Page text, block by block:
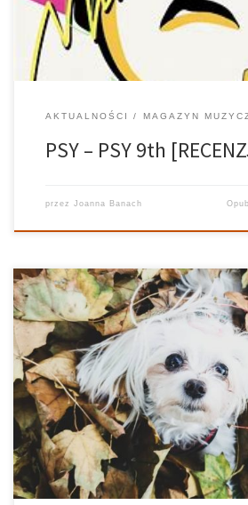
AKTUALNOŚCI MAGAZYN
PSY – PSY 9th
przez Joanna Banach
Szybko, szybciej… Miasta to dla
Ilość ta przemawia do każdego przez
autobusy, wieczne korki i zapchane
poza tym dynamicznym i mimo wszystko
organizmem dostrzegamy choćby skwery